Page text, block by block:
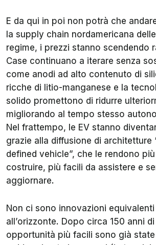
E da qui in poi non potrà che
la supply chain nordamericana
regime, i prezzi stanno scendendo
Case continuano a iterare senza
come anodi ad alto contenuto di
ricche di litio-manganese e la
solido promettono di ridurre
migliorando al tempo stesso
Nel frattempo, le EV stanno
grazie alla diffusione di architetture
defined vehicle”, che le rendono
costruire, più facili da assistere e
aggiornare.
Non ci sono innovazioni
all’orizzonte. Dopo circa 150 anni
opportunità più facili sono già